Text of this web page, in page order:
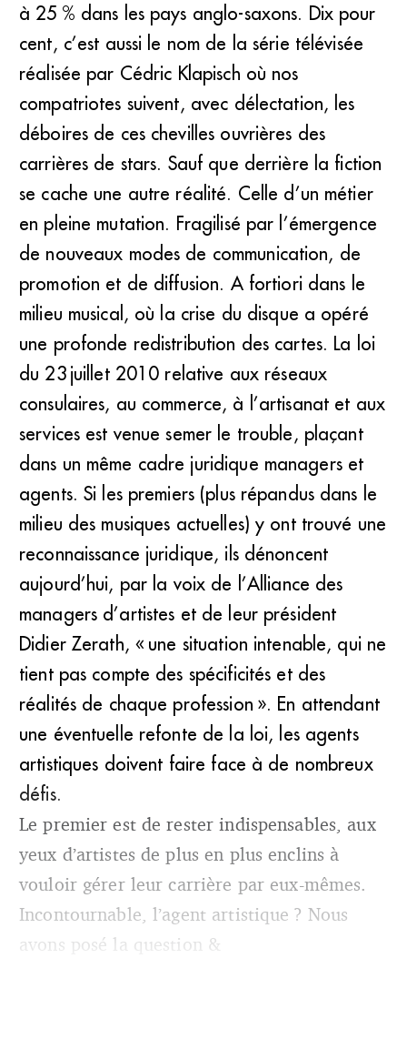
à 25 % dans les pays anglo-saxons. Dix pour
cent, c’est aussi le nom de la série télévisée
réalisée par Cédric Klapisch où nos
compatriotes suivent, avec délectation, les
déboires de ces chevilles ouvrières des
carrières de stars. Sauf que derrière la fiction
se cache une autre réalité. Celle d’un métier
en pleine mutation. Fragilisé par l’émergence
de nouveaux modes de communication, de
promotion et de diffusion. A fortiori dans le
milieu musical, où la crise du disque a opéré
une profonde redistribution des cartes. La loi
du 23 juillet 2010 relative aux réseaux
consulaires, au commerce, à l’artisanat et aux
services est venue semer le trouble, plaçant
dans un même cadre juridique managers et
agents. Si les premiers (plus répandus dans le
milieu des musiques actuelles) y ont trouvé une
reconnaissance juridique, ils dénoncent
aujourd’hui, par la voix de l’Alliance des
managers d’artistes et de leur président
Didier Zerath, « une situation intenable, qui ne
tient pas compte des spécificités et des
réalités de chaque profession ». En attendant
une éventuelle refonte de la loi, les agents
artistiques doivent faire face à de nombreux
défis.
Le premier est de rester indispensables, aux
yeux d’artistes de plus en plus enclins à
vouloir gérer leur carrière par eux-mêmes.
Incontournable, l’agent artistique ? Nous
avons posé la question &